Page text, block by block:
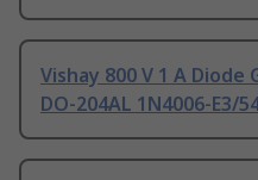
Vishay 800 V 1 A Diode
DO-204AL 1N4006-E3/